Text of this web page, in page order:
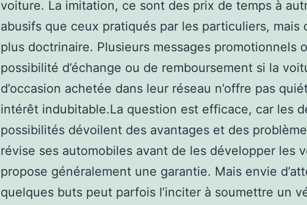
voiture. La imitation, ce sont des prix de temps à
abusifs que ceux pratiqués par les particuliers, mais
plus doctrinaire. Plusieurs messages promotionnels
possibilité d’échange ou de remboursement si la
d’occasion achetée dans leur réseau n’offre pas
intérêt indubitable.La question est efficace, car les
possibilités dévoilent des avantages et des
révise ses automobiles avant de les développer les
propose généralement une garantie. Mais envie
quelques buts peut parfois l’inciter à soumettre un